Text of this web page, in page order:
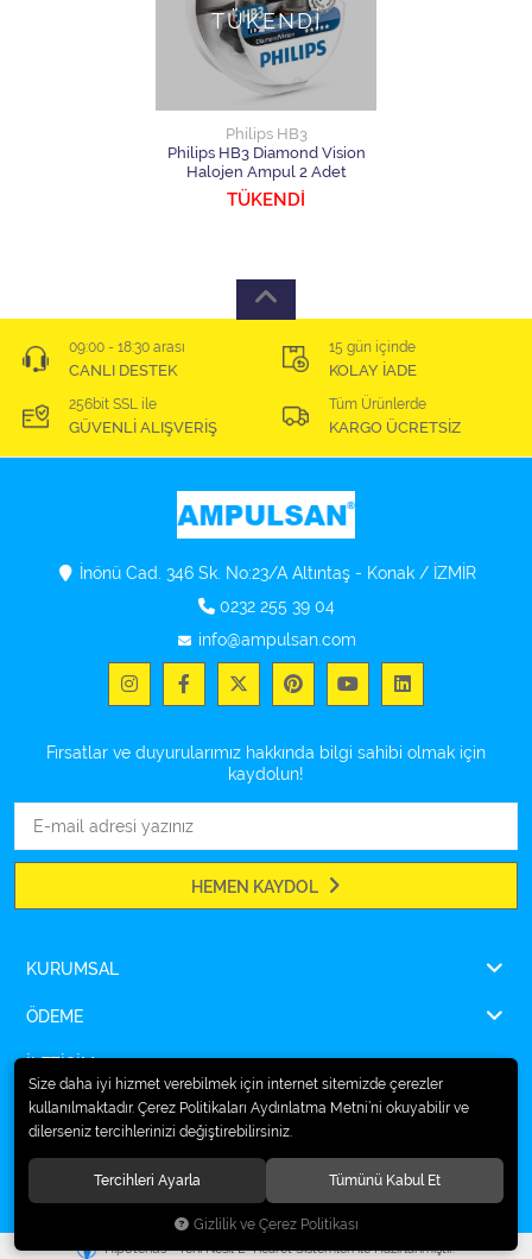
TÜKENDİ
Philips HB3
Philips HB3 Diamond Vision
Halojen Ampul 2 Adet
TÜKENDİ
09:00 - 18:30 arası
CANLI DESTEK
15 gün içinde
KOLAY İADE
256bit SSL ile
GÜVENLİ ALIŞVERİŞ
Tüm Ürünlerde
KARGO ÜCRETSİZ
İnönü Cad. 346 Sk. No:23/A Altıntaş - Konak / İZMİR
0232 255 39 04
info@ampulsan.com
Fırsatlar ve duyurularımız hakkında bilgi sahibi olmak için
kaydolun!
HEMEN KAYDOL
KURUMSAL
ÖDEME
İLETİŞİM
© 2026Ampulsan®. Tüm hakları saklıdır.
Hipotenüs Yeni Nesil E-Ticaret Sistemleri ile Hazırlanmıştır.
Size daha iyi hizmet verebilmek için internet sitemizde çerezler
kullanılmaktadır. Çerez Politikaları Aydınlatma Metni’ni okuyabilir ve
dilerseniz tercihlerinizi değiştirebilirsiniz.
Tercihleri Ayarla Tümünü Kabul Et
Gizlilik ve Çerez Politikası